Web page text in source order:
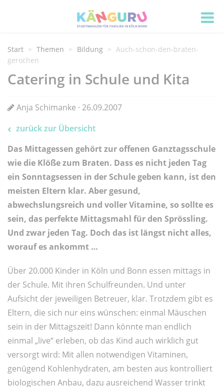
Start Themen Bildung
Auch-schon-den-braten-
gerochen
Catering in Schule und Kita
Anja Schimanke · 26.09.2007
zurück zur Übersicht
Das Mittagessen gehört zur offenen Ganztagsschule
wie die Klöße zum Braten. Dass es nicht jeden Tag
ein Sonntagsessen in der Schule geben kann, ist den
meisten Eltern klar. Aber gesund,
abwechslungsreich und voller Vitamine, so sollte es
sein, das perfekte Mittagsmahl für den Sprössling.
Und zwar jeden Tag. Doch das ist längst nicht alles,
worauf es ankommt …
Über 20.000 Kinder in Köln und Bonn essen mittags in
der Schule. Mit ihren Schulfreunden. Und unter
Aufsicht der jeweiligen Betreuer, klar. Trotzdem gibt es
Eltern, die sich nur eins wünschen: einmal Mäuschen
sein in der Mittagszeit! Dann könnte man endlich
einmal „live“ erleben, ob das Kind auch wirklich gut
versorgt wird: Mit allen notwendigen Vitaminen,
genügend Kohlenhydraten, am besten aus kontrolliert
biologischen Anbau, dazu ausreichend Wasser trinkt